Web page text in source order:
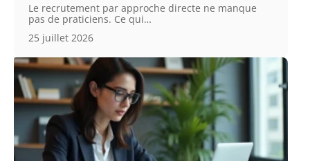
Le recrutement par approche directe ne manque
pas de praticiens. Ce qui…
25 juillet 2026